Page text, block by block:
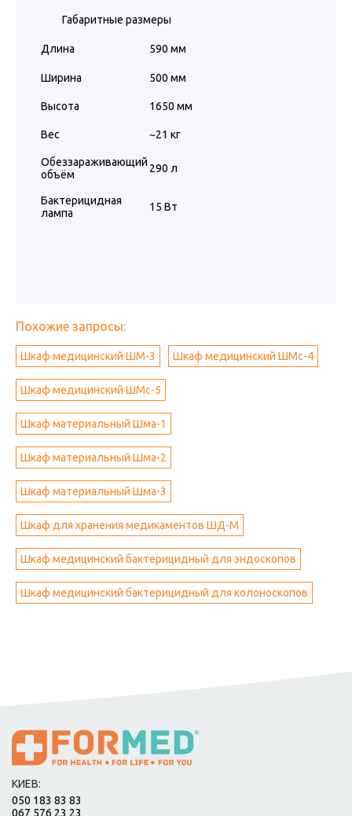
Габаритные размеры
Длина 590 мм
Ширина 500 мм
Высота 1650 мм
Вес ~21 кг
Обеззараживающий
объём
290 л
Бактерицидная
лампа
15 Вт
Похожие запросы:
Шкаф медицинский ШМ-3 Шкаф медицинский ШМс-4
Шкаф медицинский ШМс-5
Шкаф материальный Шма-1
Шкаф материальный Шма-2
Шкаф материальный Шма-3
Шкаф для хранения медикаментов ШД-М
Шкаф медицинский бактерицидный для эндоскопов
Шкаф медицинский бактерицидный для колоноскопов
КИЕВ:
050 183 83 83
067 576 23 23